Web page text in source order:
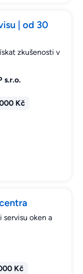
| od 30
zkušenosti v
s.r.o.
Kč
servisu oken a
Kč